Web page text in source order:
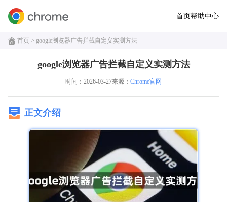
首页帮助中心
首页 > google浏览器广告拦截自定义实测方法
google浏览器广告拦截自定义实测方法
时间：2026-03-27来源： Chrome官网
正文介绍